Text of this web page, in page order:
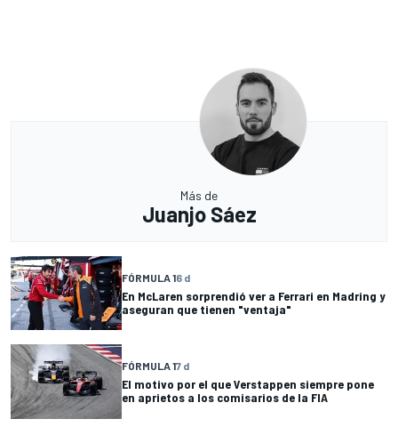
Más de
Juanjo Sáez
FÓRMULA 16 d
En McLaren sorprendió ver a Ferrari en Madring y
aseguran que tienen "ventaja"
FÓRMULA 17 d
El motivo por el que Verstappen siempre pone
en aprietos a los comisarios de la FIA